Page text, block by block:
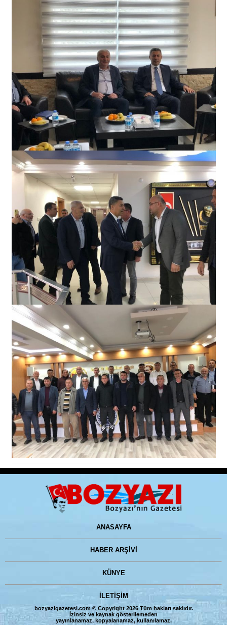
ANASAYFA
HABER ARŞİVİ
KÜNYE
İLETİŞİM
bozyazigazetesi.com © Copyright 2026 Tüm hakları saklıdır.
İzinsiz ve kaynak gösterilemeden
yayınlanamaz, kopyalanamaz, kullanılamaz.